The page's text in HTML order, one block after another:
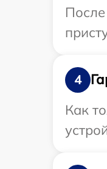
4
Как